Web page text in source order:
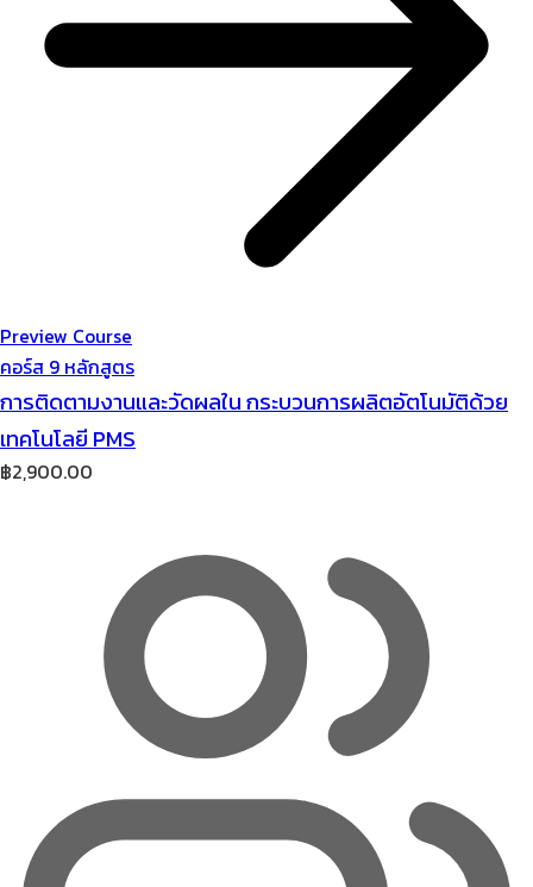
Preview Course
คอร์ส 9 หลักสูตร
การติดตามงานและวัดผลใน กระบวนการผลิตอัตโนมัติด้วย
เทคโนโลยี PMS
฿2,900.00